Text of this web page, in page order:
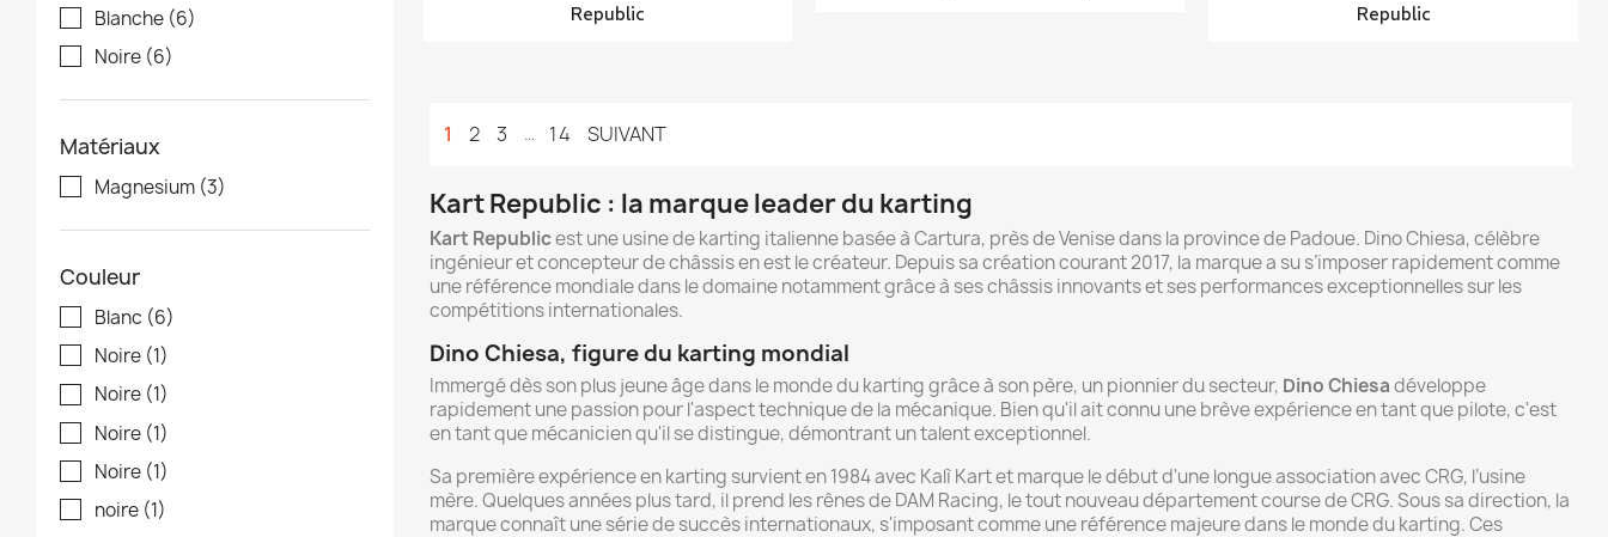
Blanche (6)
Noire (6)
Matériaux
Magnesium (3)
Couleur
Blanc (6)
Noire (1)
Noire (1)
Noire (1)
Noire (1)
noire (1)
Kart Republic : la marque leader du karting
Kart Republicest une usine de karting italienne basée à Cartura, près de Venise dans la province de Padoue. Dino Chiesa, célèbre
ingénieur et concepteur de châssis en est le créateur. Depuis sa création courant 2017, la marque a su s’imposer rapidement comme
une référence mondiale dans le domaine notamment grâce à ses châssis innovants et ses performances exceptionnelles sur les
compétitions internationales.
Dino Chiesa, figure du karting mondial
Immergé dès son plus jeune âge dans le monde du karting grâce à son père, un pionnier du secteur, Dino Chiesadéveloppe
rapidement une passion pour l'aspect technique de la mécanique. Bien qu'il ait connu une brève expérience en tant que pilote, c'est
en tant que mécanicien qu'il se distingue, démontrant un talent exceptionnel.
Sa première expérience en karting survient en 1984 avec Kalì Kart et marque le début d'une longue association avec CRG, l’usine
mère. Quelques années plus tard, il prend les rênes de DAM Racing, le tout nouveau département course de CRG. Sous sa direction, la
marque connaît une série de succès internationaux, s'imposant comme une référence majeure dans le monde du karting. Ces
Republic
Republic
1 2 3 … 14 SUIVANT